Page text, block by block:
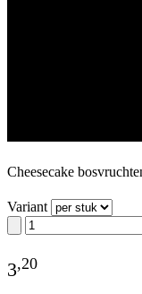
Cheesecake
Variant
3,20